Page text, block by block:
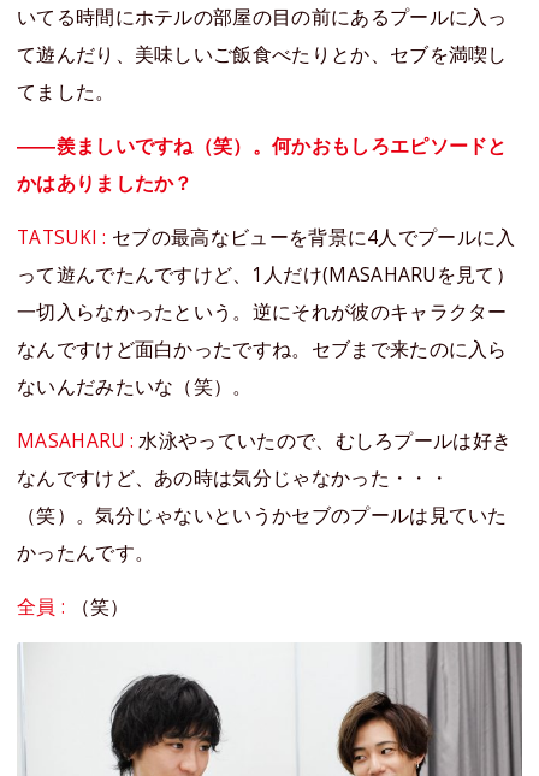
いてる時間にホテルの部屋の目の前にあるプールに入っ
て遊んだり、美味しいご飯食べたりとか、セブを満喫し
てました。
――羨ましいですね（笑）。何かおもしろエピソードと
かはありましたか？
TATSUKI : セブの最高なビューを背景に4人でプールに入
って遊んでたんですけど、1人だけ(MASAHARUを見て）
一切入らなかったという。逆にそれが彼のキャラクター
なんですけど面白かったですね。セブまで来たのに入ら
ないんだみたいな（笑）。
MASAHARU :水泳やっていたので、むしろプールは好き
なんですけど、あの時は気分じゃなかった・・・
（笑）。気分じゃないというかセブのプールは見ていた
かったんです。
全員 : （笑）